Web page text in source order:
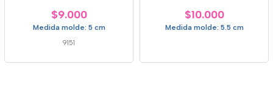
$9.000
Medida molde: 5 cm
9151
$10.000
Medida molde: 5.5 cm